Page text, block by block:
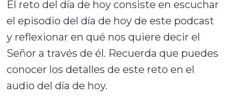
El reto del día de hoy consiste en escuchar
el episodio del día de hoy de este podcast
y reflexionar en qué nos quiere decir el
Señor a través de él. Recuerda que puedes
conocer los detalles de este reto en el
audio del día de hoy.